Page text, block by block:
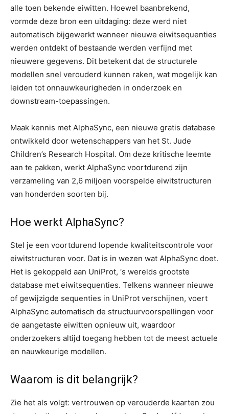
alle toen bekende eiwitten. Hoewel baanbrekend,
vormde deze bron een uitdaging: deze werd niet
automatisch bijgewerkt wanneer nieuwe eiwitsequenties
werden ontdekt of bestaande werden verfijnd met
nieuwere gegevens. Dit betekent dat de structurele
modellen snel verouderd kunnen raken, wat mogelijk kan
leiden tot onnauwkeurigheden in onderzoek en
downstream-toepassingen.
Maak kennis met AlphaSync, een nieuwe gratis database
ontwikkeld door wetenschappers van het St. Jude
Children’s Research Hospital. Om deze kritische leemte
aan te pakken, werkt AlphaSync voortdurend zijn
verzameling van 2,6 miljoen voorspelde eiwitstructuren
van honderden soorten bij.
Hoe werkt AlphaSync?
Stel je een voortdurend lopende kwaliteitscontrole voor
eiwitstructuren voor. Dat is in wezen wat AlphaSync doet.
Het is gekoppeld aan UniProt, ‘s werelds grootste
database met eiwitsequenties. Telkens wanneer nieuwe
of gewijzigde sequenties in UniProt verschijnen, voert
AlphaSync automatisch de structuurvoorspellingen voor
de aangetaste eiwitten opnieuw uit, waardoor
onderzoekers altijd toegang hebben tot de meest actuele
en nauwkeurige modellen.
Waarom is dit belangrijk?
Zie het als volgt: vertrouwen op verouderde kaarten zou